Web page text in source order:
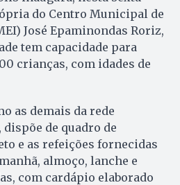
do Centro Municipal de
José Epaminondas Roriz,
tem capacidade para
crianças, com idades de
as demais da rede
de quadro de
e as refeições fornecidas
almoço, lanche e
com cardápio elaborado